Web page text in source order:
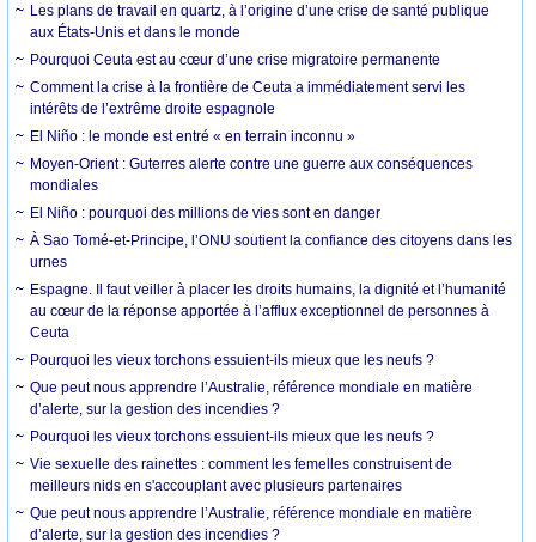
Les plans de travail en quartz, à l’origine d’une crise de santé publique
aux États-Unis et dans le monde
Pourquoi Ceuta est au cœur d’une crise migratoire permanente
Comment la crise à la frontière de Ceuta a immédiatement servi les
intérêts de l’extrême droite espagnole
El Niño : le monde est entré « en terrain inconnu »
Moyen-Orient : Guterres alerte contre une guerre aux conséquences
mondiales
El Niño : pourquoi des millions de vies sont en danger
À Sao Tomé-et-Principe, l’ONU soutient la confiance des citoyens dans les
urnes
Espagne. Il faut veiller à placer les droits humains, la dignité et l’humanité
au cœur de la réponse apportée à l’afflux exceptionnel de personnes à
Ceuta
Pourquoi les vieux torchons essuient-ils mieux que les neufs ?
Que peut nous apprendre l’Australie, référence mondiale en matière
d’alerte, sur la gestion des incendies ?
Pourquoi les vieux torchons essuient-ils mieux que les neufs ?
Vie sexuelle des rainettes : comment les femelles construisent de
meilleurs nids en s'accouplant avec plusieurs partenaires
Que peut nous apprendre l’Australie, référence mondiale en matière
d’alerte, sur la gestion des incendies ?